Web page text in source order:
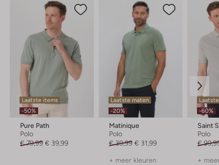
Laatste items
-50%
Pure Path
Polo
€ 79,99 € 39,99
Laatste maten
-20%
Matinique
Polo
€ 39,99 € 31,99
+ meer kleuren
-60%
Saint
Polo
€
+